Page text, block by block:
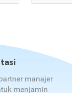
manajer
menjamin